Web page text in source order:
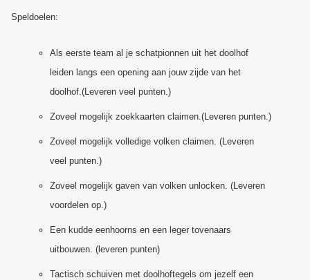
Speldoelen:
Als eerste team al je schatpionnen uit het doolhof
leiden langs een opening aan jouw zijde van het
doolhof.(Leveren veel punten.)
Zoveel mogelijk zoekkaarten claimen.(Leveren punten.)
Zoveel mogelijk volledige volken claimen. (Leveren
veel punten.)
Zoveel mogelijk gaven van volken unlocken. (Leveren
voordelen op.)
Een kudde eenhoorns en een leger tovenaars
uitbouwen. (leveren punten)
Tactisch schuiven met doolhoftegels om jezelf een